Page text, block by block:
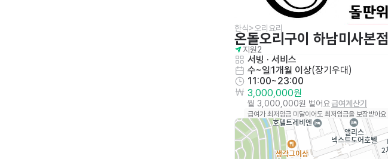
한식>오리요리
온돌오리구이 하남미사본점
지원2
서빙 · 서비스
수~일1개월 이상(장기우대 )
11:00~23:00
3,000,000원
월 3,000,000원 벌어요급여계산기
급여가 최저임금 미달이어도 최저임금을 보장받아요